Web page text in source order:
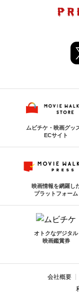
ムビチケ・映画グッ
ECサイト
映画情報を網羅し
プラットフォーム
オトクなデジタル
映画鑑賞券
会社概要